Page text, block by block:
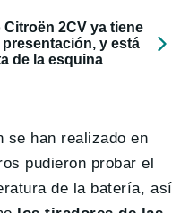
Citroën 2CV ya tiene
y está
de la esquina
se han realizado en
pudieron probar el
de la batería, así